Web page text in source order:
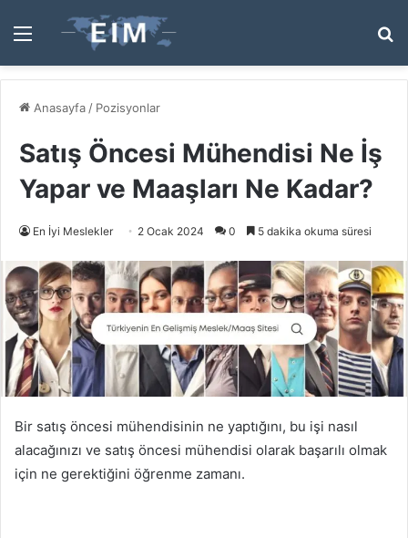
Menü
...
Anasayfa / Pozisyonlar
Satış Öncesi Mühendisi Ne İş
Yapar ve Maaşları Ne Kadar?
En İyi Meslekler 2 Ocak 2024 0 5 dakika okuma süresi
Bir satış öncesi mühendisinin ne yaptığını, bu işi nasıl
alacağınızı ve satış öncesi mühendisi olarak başarılı olmak
için ne gerektiğini öğrenme zamanı.